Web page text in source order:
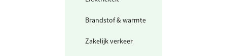
Brandstof & warmte
Zakelijk verkeer